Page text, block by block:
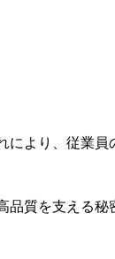
により、従業員
質を支える秘